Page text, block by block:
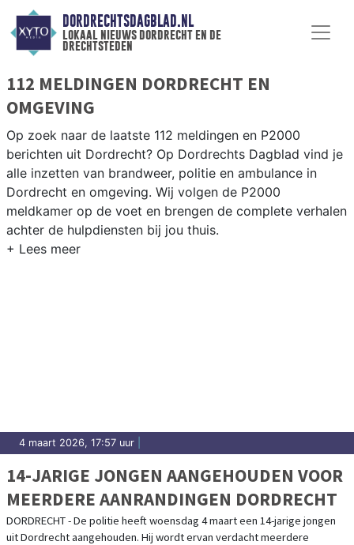
DORDRECHTSDAGBLAD.NL
lokaal nieuws dordrecht en de
drechtsteden
112 MELDINGEN DORDRECHT EN
OMGEVING
Op zoek naar de laatste 112 meldingen en P2000
berichten uit Dordrecht? Op Dordrechts Dagblad vind je
alle inzetten van brandweer, politie en ambulance in
Dordrecht en omgeving. Wij volgen de P2000
meldkamer op de voet en brengen de complete verhalen
achter de hulpdiensten bij jou thuis.
4 maart 2026, 17:57 uur
14-JARIGE JONGEN AANGEHOUDEN VOOR
MEERDERE AANRANDINGEN DORDRECHT
DORDRECHT - De politie heeft woensdag 4 maart een 14-jarige jongen
uit Dordrecht aangehouden. Hij wordt ervan verdacht meerdere